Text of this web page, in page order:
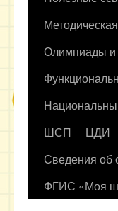
содержимому
Олимпиады и
ШСП
ЦДИ
Сведения об
ФГИС «Моя